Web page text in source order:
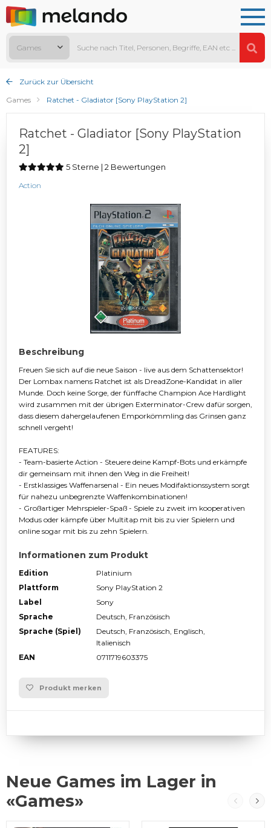
Games
Zurück zur Übersicht
Games
Ratchet - Gladiator [Sony PlayStation 2]
Ratchet - Gladiator [Sony PlayStation
2]
5 Sterne | 2 Bewertungen
Action
Beschreibung
Freuen Sie sich auf die neue Saison - live aus dem Schattensektor!
Der Lombax namens Ratchet ist als DreadZone-Kandidat in aller
Munde. Doch keine Sorge, der fünffache Champion Ace Hardlight
wird zusammen mit der übrigen Exterminator-Crew dafür sorgen,
dass diesem dahergelaufenen Emporkömmling das Grinsen ganz
schnell vergeht!
FEATURES:
- Team-basierte Action - Steuere deine Kampf-Bots und erkämpfe
dir gemeinsam mit ihnen den Weg in die Freiheit!
- Erstklassiges Waffenarsenal - Ein neues Modifaktionssystem sorgt
für nahezu unbegrenzte Waffenkombinationen!
- Großartiger Mehrspieler-Spaß - Spiele zu zweit im kooperativen
Modus oder kämpfe über Multitap mit bis zu vier Spielern und
online sogar mit bis zu zehn Spielern.
Informationen zum Produkt
Edition
Platinium
Plattform
Sony PlayStation 2
Label
Sony
Sprache
Deutsch, Französisch
Sprache (Spiel)
Deutsch, Französisch, Englisch,
Italienisch
EAN
0711719603375
Produkt merken
Neue Games im Lager in
«Games»